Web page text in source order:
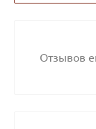
Отзывов